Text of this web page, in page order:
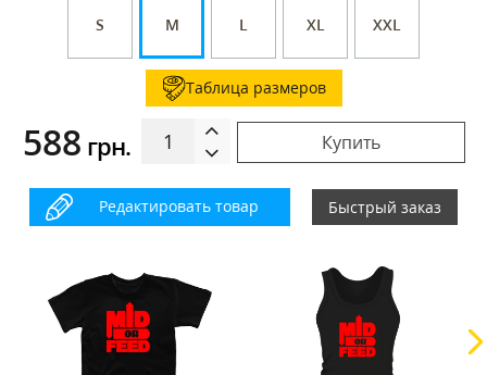
S M L XL XXL
Таблица размеров
588 грн. Купить
Редактировать товар Быстрый заказ